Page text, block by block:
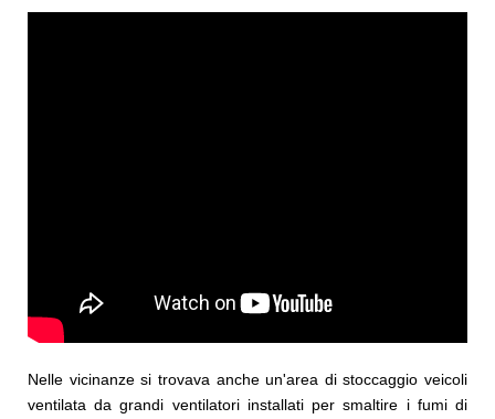
Nelle vicinanze si trovava anche un'area di stoccaggio veicoli
ventilata da grandi ventilatori installati per smaltire i fumi di